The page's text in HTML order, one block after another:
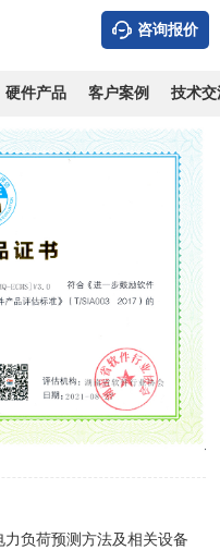
咨询报价
硬件产品 客户案例 技术交
书
作者：admin
负荷预测方法及相关设备